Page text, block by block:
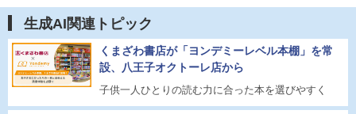
生成AI関連トピック
くまざわ書店が「ヨンデミーレベル本棚」を常
設、八王子オクトーレ店から
子供一人ひとりの読む力に合った本を選びやすく